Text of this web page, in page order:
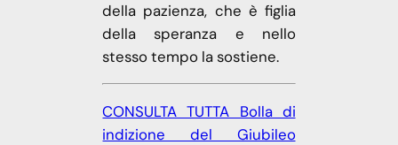
della pazienza, che è figlia
della speranza e nello
stesso tempo la sostiene.
CONSULTA TUTTA Bolla di
indizione del Giubileo